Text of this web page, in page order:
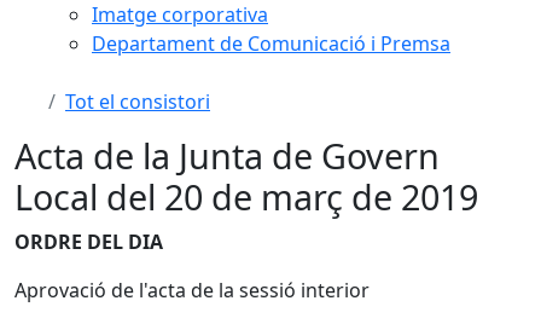
Imatge corporativa
Departament de Comunicació i Premsa
Tot el consistori
Acta de la Junta de Govern
Local del 20 de març de 2019
ORDRE DEL DIA
Aprovació de l'acta de la sessió interior